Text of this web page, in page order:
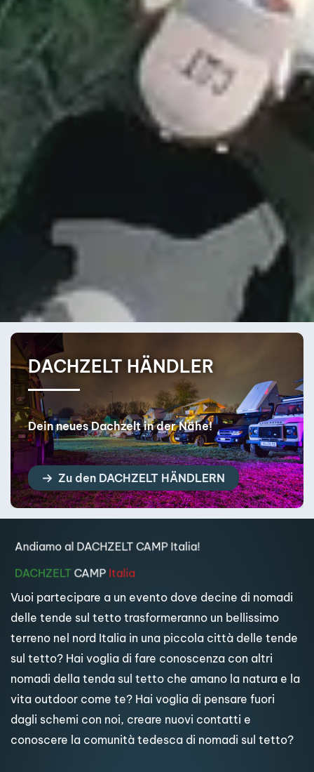
DACHZELT BERATUNG
Finde dein perfektes Dachzelt!
Zur DACHZELT BERATUNG
Andiamo al DACHZELT CAMP Italia!
DACHZELT CAMP Italia
Vuoi partecipare a un evento dove decine di nomadi
delle tende sul tetto trasformeranno un bellissimo
terreno nel nord Italia in una piccola città delle tende
sul tetto? Hai voglia di fare conoscenza con altri
nomadi della tenda sul tetto che amano la natura e la
vita outdoor come te? Hai voglia di pensare fuori
dagli schemi con noi, creare nuovi contatti e
conoscere la comunità tedesca di nomadi sul tetto?